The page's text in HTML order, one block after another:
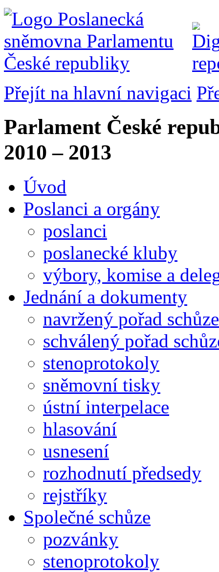
Přejít na hlavní navigaci
Parlament České
2010 – 2013
Úvod
Poslanci a orgány
poslanci
poslanecké kluby
výbory, komise a
Jednání a dokumenty
navržený pořad schůze
schválený pořad
stenoprotokoly
sněmovní tisky
ústní interpelace
hlasování
usnesení
rozhodnutí předsedy
rejstříky
Společné schůze
pozvánky
stenoprotokoly